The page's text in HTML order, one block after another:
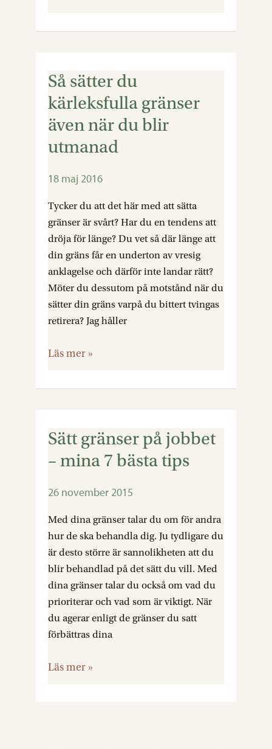
Så sätter du
kärleksfulla gränser
även när du blir
utmanad
18 maj 2016
Tycker du att det här med att sätta
gränser är svårt? Har du en tendens att
dröja för länge? Du vet så där länge att
din gräns får en underton av vresig
anklagelse och därför inte landar rätt?
Möter du dessutom på motstånd när du
sätter din gräns varpå du bittert tvingas
retirera? Jag håller
Så
sätter
du
kärleksfulla
gränser
när
blir
utmanad
Läs mer »
Sätt gränser på jobbet
– mina 7 bästa tips
26 november 2015
Med dina gränser talar du om för andra
hur de ska behandla dig. Ju tydligare du
är desto större är sannolikheten att du
blir behandlad på det sätt du vill. Med
dina gränser talar du också om vad du
prioriterar och vad som är viktigt. När
du agerar enligt de gränser du satt
förbättras dina
Sätt
gränser
mina
7
bästa
tips
Läs mer »